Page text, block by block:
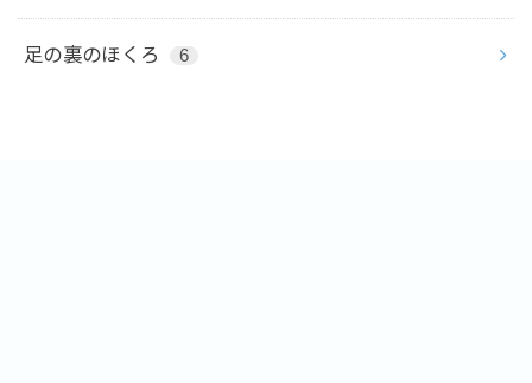
足の裏のほくろ 6